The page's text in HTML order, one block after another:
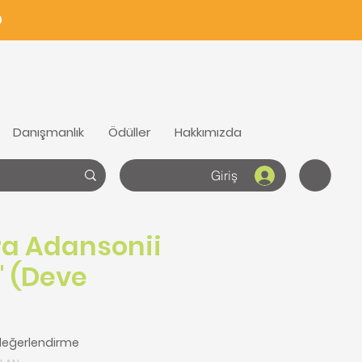
Danışmanlık Ödüller Hakkımızda
Giriş
Adansonii
(Deve
beş yıldız üzerinden hesaplanan puan 5.0